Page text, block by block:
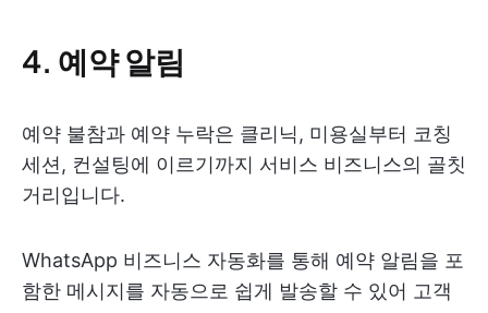
4. 예약 알림
예약 불참과 예약 누락은 클리닉, 미용실부터 코칭
세션, 컨설팅에 이르기까지 서비스 비즈니스의 골칫
거리입니다.
WhatsApp 비즈니스 자동화를 통해 예약 알림을 포
함한 메시지를 자동으로 쉽게 발송할 수 있어 고객